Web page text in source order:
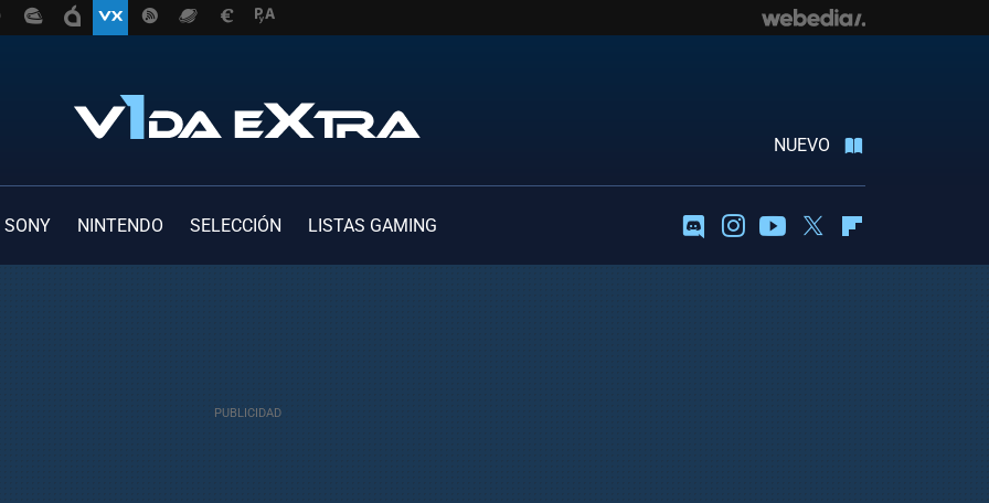
NUEVO
SONY NINTENDO SELECCIÓN LISTAS GAMING DiscordInstagramYoutubeTwitter